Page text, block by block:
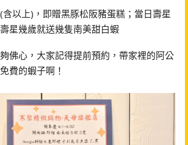
以上)，即贈黑豚松阪豬蛋糕； 當日壽星
星幾歲就送幾隻南美甜白蝦
佛心，大家記得提前預約，帶家裡的阿公
費的蝦子啊！